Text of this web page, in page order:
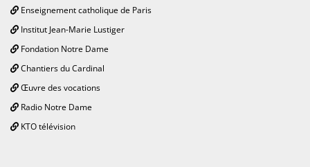
Enseignement catholique de Paris
Institut Jean-Marie Lustiger
Fondation Notre Dame
Chantiers du Cardinal
Œuvre des vocations
Radio Notre Dame
KTO télévision